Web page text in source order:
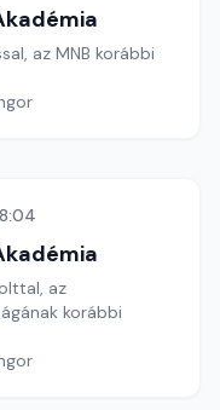
az MNB korábbi
az
korábbi